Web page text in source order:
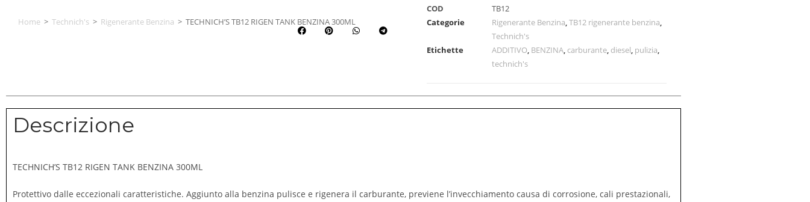
Home > Technich's > Rigenerante Benzina > TECHNICH’S TB12 RIGEN TANK BENZINA 300ML
COD
TB12
Categorie
Rigenerante Benzina,TB12 rigenerante benzina,
Technich's
Etichette
ADDITIVO, BENZINA, carburante, diesel, pulizia,
technich's
Descrizione
TECHNICH’S TB12 RIGEN TANK BENZINA 300ML
Protettivo dalle eccezionali caratteristiche. Aggiunto alla benzina pulisce e rigenera il carburante, previene l’invecchiamento causa di corrosione, cali prestazionali,